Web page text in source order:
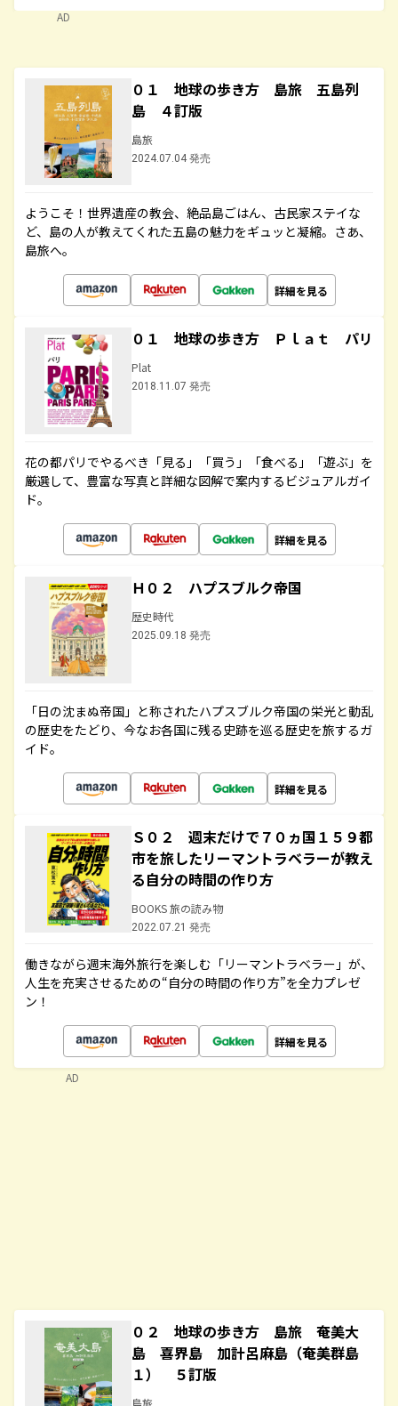
AD
０１ 地球の歩き方 島旅 五島列
島 ４訂版
島旅
2024.07.04 発売
ようこそ！世界遺産の教会、絶品島ごはん、古民家ステイな
ど、島の人が教えてくれた五島の魅力をギュッと凝縮。さあ、
島旅へ。
詳細を見る
０１ 地球の歩き方 Ｐｌａｔ パリ
Plat
2018.11.07 発売
花の都パリでやるべき「見る」「買う」「食べる」「遊ぶ」を
厳選して、豊富な写真と詳細な図解で案内するビジュアルガイ
ド。
詳細を見る
Ｈ０２ ハプスブルク帝国
歴史時代
2025.09.18 発売
「日の沈まぬ帝国」と称されたハプスブルク帝国の栄光と動乱
の歴史をたどり、今なお各国に残る史跡を巡る歴史を旅するガ
イド。
詳細を見る
Ｓ０２ 週末だけで７０ヵ国１５９都
市を旅したリーマントラベラーが教え
る自分の時間の作り方
BOOKS 旅の読み物
2022.07.21 発売
働きながら週末海外旅行を楽しむ「リーマントラベラー」が、
人生を充実させるための“自分の時間の作り方”を全力プレゼ
ン！
詳細を見る
０２ 地球の歩き方 島旅 奄美大
島 喜界島 加計呂麻島（奄美群島
１） ５訂版
島旅
AD